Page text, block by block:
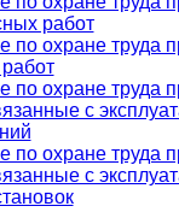
работ
по охране труда
по охране труда
с
по охране труда
с